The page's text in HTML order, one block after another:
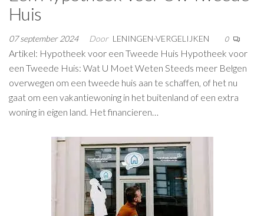
Huis
07 september 2024 Door LENINGEN-VERGELIJKEN 0
Artikel: Hypotheek voor een Tweede Huis Hypotheek voor
een Tweede Huis: Wat U Moet Weten Steeds meer Belgen
overwegen om een tweede huis aan te schaffen, of het nu
gaat om een vakantiewoning in het buitenland of een extra
woning in eigen land. Het financieren…